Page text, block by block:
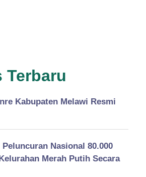
Terbaru
Kabupaten Melawi Resmi
Peluncuran Nasional 80.000
Merah Putih Secara